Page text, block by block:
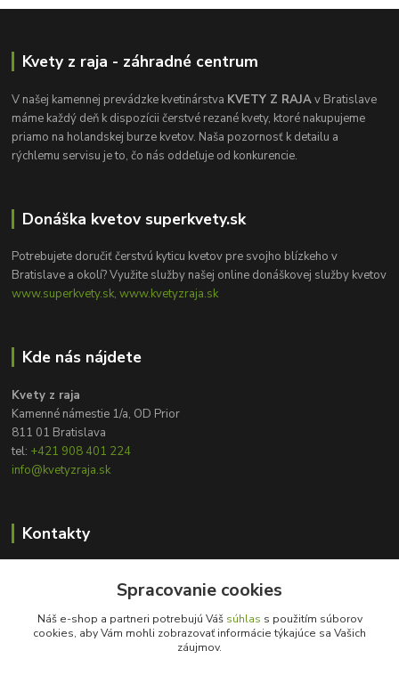
Kvety z raja - záhradné centrum
V našej kamennej prevádzke kvetinárstva KVETY Z RAJAv Bratislave
máme každý deň k dispozícii čerstvé rezané kvety, ktoré nakupujeme
priamo na holandskej burze kvetov. Naša pozornosť k detailu a
rýchlemu servisu je to, čo nás oddeľuje od konkurencie.
Donáška kvetov superkvety.sk
Potrebujete doručiť čerstvú kyticu kvetov pre svojho blízkeho v
Bratislave a okolí? Využite služby našej online donáškovej služby kvetov
www.superkvety.sk, www.kvetyzraja.sk
Kde nás nájdete
Kvety z raja
Kamenné námestie 1/a, OD Prior
811 01 Bratislava
tel: +421 908 401 224
info@kvetyzraja.sk
Kontakty
+421 908 401 224
info@kvetyzraja.sk
Spracovanie cookies
Náš e-shop a partneri potrebujú Váš súhlas s použitím súborov
cookies, aby Vám mohli zobrazovať informácie týkajúce sa Vašich
záujmov.